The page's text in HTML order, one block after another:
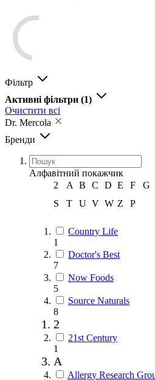
Фільтр
Активні фільтри (1)
Очистити всі
Dr. Mercola
Бренди
Алфавітний покажчик
2
A B C D E F G
S
T U V W Z Р
Country Life
1
Doctor's Best
7
Now Foods
5
Source Naturals
8
2
21st Century
1
A
Allergy Research